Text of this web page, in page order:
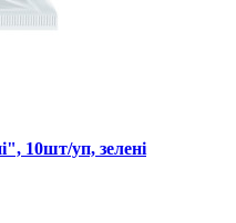
10шт/уп, зелені